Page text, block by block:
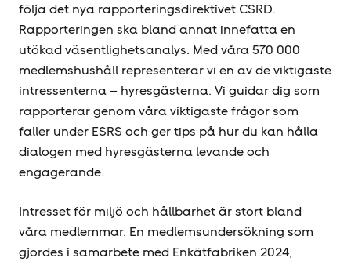
följa det nya rapporteringsdirektivet CSRD.
Rapporteringen ska bland annat innefatta en
utökad väsentlighetsanalys. Med våra 570 000
medlemshushåll representerar vi en av de viktigaste
intressenterna – hyresgästerna. Vi guidar dig som
rapporterar genom våra viktigaste frågor som
faller under ESRS och ger tips på hur du kan hålla
dialogen med hyresgästerna levande och
engagerande.
Intresset för miljö och hållbarhet är stort bland
våra medlemmar. En medlemsundersökning som
gjordes i samarbete med Enkätfabriken 2024,